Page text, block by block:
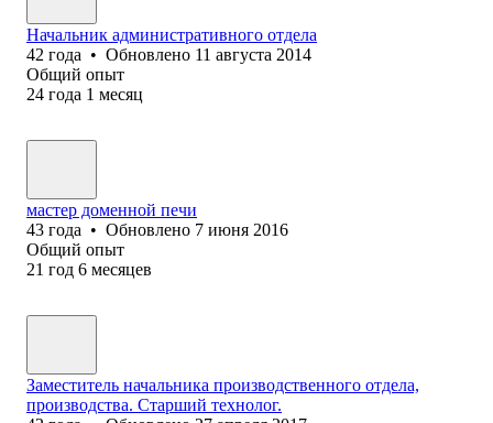
Начальник административного отдела
42 года • Обновлено 11 августа 2014
Общий опыт
24 года 1 месяц
мастер доменной печи
43 года • Обновлено 7 июня 2016
Общий опыт
21 год 6 месяцев
Заместитель начальника производственного отдела,
производства. Старший технолог.